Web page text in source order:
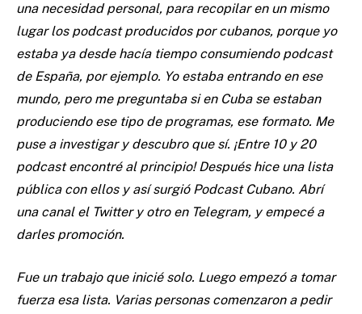
una necesidad personal, para recopilar en un mismo
lugar los podcast producidos por cubanos, porque yo
estaba ya desde hacía tiempo consumiendo podcast
de España, por ejemplo. Yo estaba entrando en ese
mundo, pero me preguntaba si en Cuba se estaban
produciendo ese tipo de programas, ese formato. Me
puse a investigar y descubro que sí. ¡Entre 10 y 20
podcast encontré al principio! Después hice una lista
pública con ellos y así surgió Podcast Cubano. Abrí
una canal el Twitter y otro en Telegram, y empecé a
darles promoción.
Fue un trabajo que inicié solo. Luego empezó a tomar
fuerza esa lista. Varias personas comenzaron a pedir